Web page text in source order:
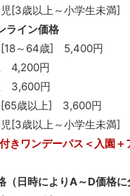
児[3歳以上～小学生未満
ライン価格
[18～64歳] 5,400円
4,200円
3,600円
[65歳以上] 3,600円
児[3歳以上～小学生未満
きワンデーパス＜入園
（日時によりA～D価格に